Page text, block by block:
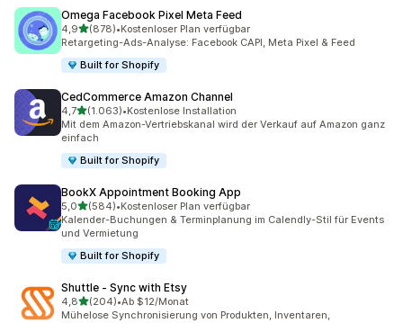
Omega Facebook Pixel Meta Feed
4,9von 5 Sternen
(878)
878 Rezensionen insgesamt
•Kostenloser Plan verfügbar
Retargeting-Ads-Analyse: Facebook CAPI, Meta Pixel & Feed
Built for Shopify
CedCommerce Amazon Channel
4,7von 5 Sternen
(1.063)
1063 Rezensionen insgesamt
•Kostenlose Installation
Mit dem Amazon-Vertriebskanal wird der Verkauf auf Amazon ganz
einfach
Built for Shopify
BookX Appointment Booking App
5,0von 5 Sternen
(584)
584 Rezensionen insgesamt
•Kostenloser Plan verfügbar
Kalender-Buchungen & Terminplanung im Calendly-Stil für Events
und Vermietung
Built for Shopify
Shuttle ‑ Sync with Etsy
4,8von 5 Sternen
(204)
204 Rezensionen insgesamt
•Ab $12/Monat
Mühelose Synchronisierung von Produkten, Inventaren,